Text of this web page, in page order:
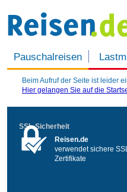
Pauschalreisen
Beim Aufruf der Seite ist leider
Hier gelangen Sie auf die
SSL-Sicherheit
Reisen.de
verwendet sichere
Zertifikate